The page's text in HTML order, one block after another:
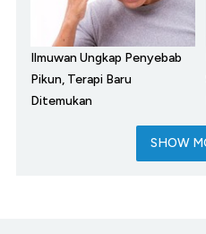
Ilmuwan Ungkap Penyebab
Pikun, Terapi Baru
Ditemukan
SHOW